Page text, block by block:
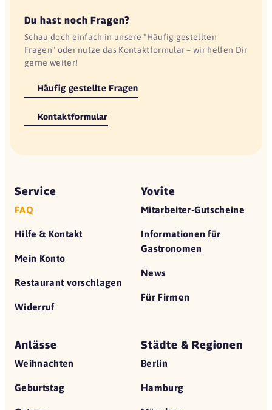
Du hast noch Fragen?
Schau doch einfach in unsere "Häufig gestellten
Fragen" oder nutze das Kontaktformular – wir helfen Dir
gerne weiter!
Häufig gestellte Fragen
Kontaktformular
Service
FAQ
Hilfe & Kontakt
Mein Konto
Restaurant vorschlagen
Widerruf
Yovite
Mitarbeiter-Gutscheine
Informationen für
Gastronomen
News
Für Firmen
Anlässe
Weihnachten
Geburtstag
Städte & Regionen
Berlin
Hamburg